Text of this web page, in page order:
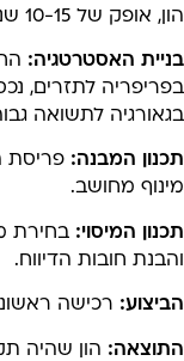
של 10-15 שנה, רמת סיכון בינונית.
האסטרטגיה:
לתזרים, נכס
לתשואה
המבנה:פריסת
מחושב.
המיסוי:בחירת
חובות הדיווח.
רכישה
הון שהיה